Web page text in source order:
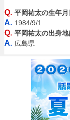
Q. 平岡祐太の生年月
A. 1984/9/1
Q. 平岡祐太の出身地
A. 広島県